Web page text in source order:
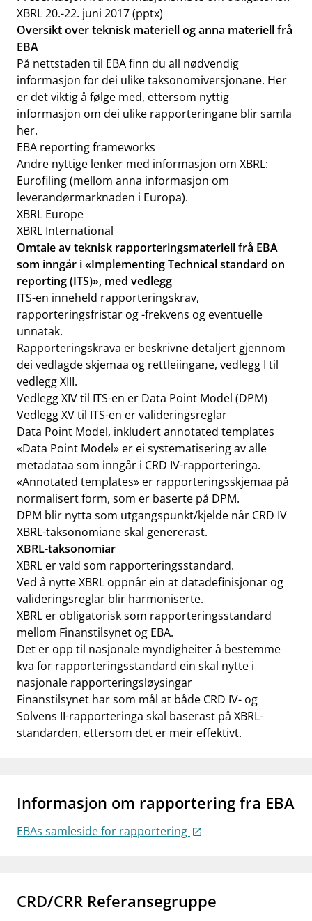
XBRL 20.-22. juni 2017(pptx)
Oversikt over teknisk materiell og anna materiell frå
EBA
På nettstaden til EBA finn du all nødvendig
informasjon for dei ulike taksonomiversjonane. Her
er det viktig å følge med, ettersom nyttig
informasjon om dei ulike rapporteringane blir samla
her.
EBA reporting frameworks
Andre nyttige lenker med informasjon om XBRL:
Eurofiling(mellom anna informasjon om
leverandørmarknaden i Europa).
XBRL Europe
XBRL International
Omtale av teknisk rapporteringsmateriell frå EBA
som inngår i «Implementing Technical standard on
reporting (ITS)», med vedlegg
ITS-en inneheld rapporteringskrav,
rapporteringsfristar og -frekvens og eventuelle
unnatak.
Rapporteringskrava er beskrivne detaljert gjennom
dei vedlagde skjemaa og rettleiingane, vedlegg I til
vedlegg XIII.
Vedlegg XIV til ITS-en er Data Point Model (DPM)
Vedlegg XV til ITS-en er valideringsreglar
Data Point Model, inkludert annotated templates
«Data Point Model» er ei systematisering av alle
metadataa som inngår i CRD IV-rapporteringa.
«Annotated templates» er rapporteringsskjemaa på
normalisert form, som er baserte på DPM.
DPM blir nytta som utgangspunkt/kjelde når CRD IV
XBRL-taksonomiane skal genererast.
XBRL-taksonomiar
XBRL er vald som rapporteringsstandard.
Ved å nytte XBRL oppnår ein at datadefinisjonar og
valideringsreglar blir harmoniserte.
XBRL er obligatorisk som rapporteringsstandard
mellom Finanstilsynet og EBA.
Det er opp til nasjonale myndigheiter å bestemme
kva for rapporteringsstandard ein skal nytte i
nasjonale rapporteringsløysingar
Finanstilsynet har som mål at både CRD IV- og
Solvens II-rapporteringa skal baserast på XBRL-
standarden, ettersom det er meir effektivt.
Informasjon om rapportering fra EBA
EBAs samleside for rapportering
CRD/CRR Referansegruppe